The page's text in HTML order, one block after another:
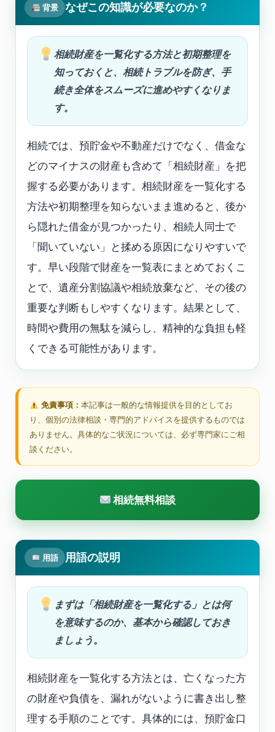
背景 なぜこの知識が必要なのか？
相続財産を一覧化する方法と初期整理を
知っておくと、相続トラブルを防ぎ、手
続き全体をスムーズに進めやすくなりま
す。
相続では、預貯金や不動産だけでなく、借金な
どのマイナスの財産も含めて「相続財産」を把
握する必要があります。相続財産を一覧化する
方法や初期整理を知らないまま進めると、後か
ら隠れた借金が見つかったり、相続人同士で
「聞いていない」と揉める原因になりやすいで
す。早い段階で財産を一覧表にまとめておくこ
とで、遺産分割協議や相続放棄など、その後の
重要な判断もしやすくなります。結果として、
時間や費用の無駄を減らし、精神的な負担も軽
くできる可能性があります。
免責事項： 本記事は一般的な情報提供を目的としてお
り、個別の法律相談・専門的アドバイスを提供するものでは
ありません。具体的なご状況については、必ず専門家にご相
談ください。
相続無料相談
用語 用語の説明
まずは「相続財産を一覧化する」とは何
を意味するのか、基本から確認しておき
ましょう。
相続財産を一覧化する方法とは、亡くなった方
の財産や負債を、漏れがないように書き出し整
理する手順のことです。具体的には、預貯金口